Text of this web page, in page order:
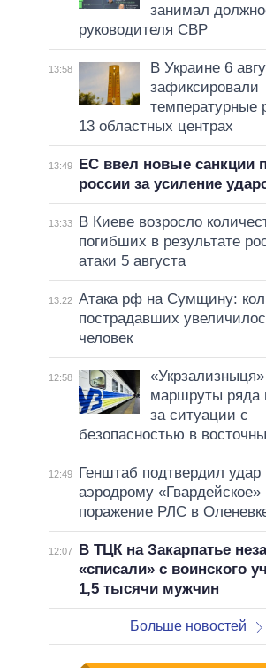
занимал
руководителя СВР
13:58
В Украине 6
зафиксировали
температурные
13 областных центрах
13:49
ЕС ввел новые санкции
россии за усиление
13:33
В Киеве возросло
погибших в результате
атаки 5 августа
13:22 Атака рф на Сумщину:
пострадавших
человек
12:58
маршруты ряда
за ситуации с
безопасностью в
12:49
Генштаб подтвердил удар
аэродрому «Гвардейское»
поражение РЛС в
12:07
В ТЦК на Закарпатье
«списали» с воинского
1,5 тысячи мужчин
Больше новостей